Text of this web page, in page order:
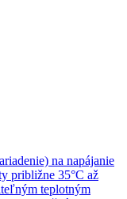
na napájanie
približne 35°C až
teplotným